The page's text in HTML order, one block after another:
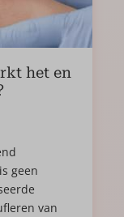
het en
geen
van